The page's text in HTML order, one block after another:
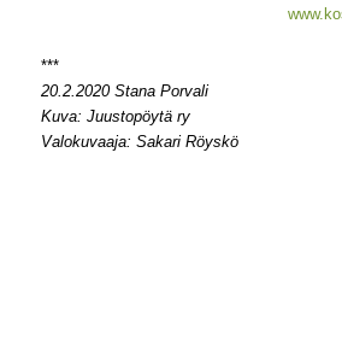
***
20.2.2020 Stana Porvali
Kuva: Juustopöytä ry
Valokuvaaja: Sakari Röyskö